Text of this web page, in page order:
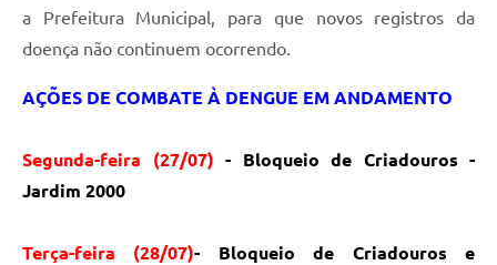
Audiências Públicas
Carta de Serviços
a Prefeitura Municipal, para que novos registros da
doença não continuem ocorrendo.
AÇÕES DE COMBATE À DENGUE EM ANDAMENTO
Segunda-feira (27/07) - Bloqueio de Criadouros -
Jardim 2000
Terça-feira (28/07)- Bloqueio de Criadouros e